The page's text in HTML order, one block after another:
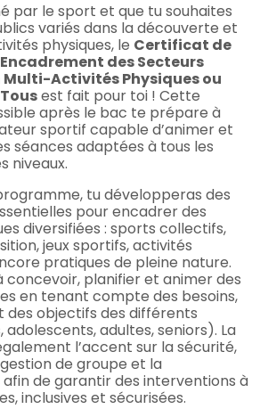
par le sport et que tu souhaites
variés dans la découverte et
physiques, le Certificat de
des Secteurs
Activités Physiques ou
est fait pour toi ! Cette
après le bac te prépare à
sportif capable d’animer et
séances adaptées à tous les
niveaux.
tu développeras des
pour encadrer des
diversifiées : sports collectifs,
jeux sportifs, activités
pratiques de pleine nature.
concevoir, planifier et animer des
en tenant compte des besoins,
des objectifs des différents
adultes, seniors). La
l’accent sur la sécurité,
de groupe et la
de garantir des interventions à
inclusives et sécurisées.